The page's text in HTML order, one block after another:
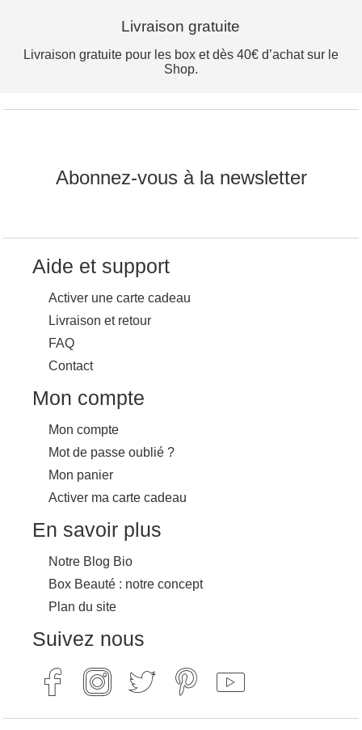
Livraison gratuite
Livraison gratuite pour les box et dès 40€ d’achat sur le
Shop.
Abonnez-vous à la newsletter
Aide et support
Activer une carte cadeau
Livraison et retour
FAQ
Contact
Mon compte
Mon compte
Mot de passe oublié ?
Mon panier
Activer ma carte cadeau
En savoir plus
Notre Blog Bio
Box Beauté : notre concept
Plan du site
Suivez nous